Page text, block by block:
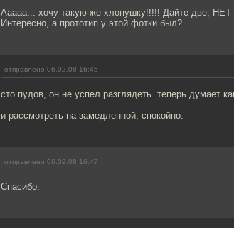
Ааааа... хочу такую-же хлопушку!!!!! Дайте две,
Интересно, а прототип у этой фотки был?
отправлено 06.02.08 16:45
сто пудов, он не успел разглядеть. теперь думает
и рассмотреть на замедленной, спокойно.
отправлено 06.02.08 16:47
Спасибо.